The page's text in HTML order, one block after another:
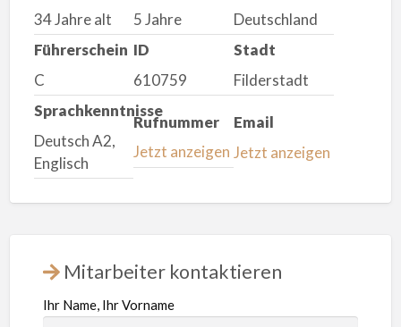
34 Jahre alt
5 Jahre
Deutschland
Führerschein
C
ID
610759
Stadt
Filderstadt
Sprachkenntnisse
Deutsch A2,
Englisch
Rufnummer
Jetzt anzeigen
Email
Jetzt anzeigen
Mitarbeiter kontaktieren
Ihr Name, Ihr Vorname